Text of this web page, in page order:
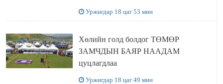
Уржигдар 18 цаг 53 мин
Хөлийн голд болдог ТӨМӨР
ЗАМЧДЫН БАЯР НААДАМ
цуцлагдлаа
Уржигдар 18 цаг 49 мин